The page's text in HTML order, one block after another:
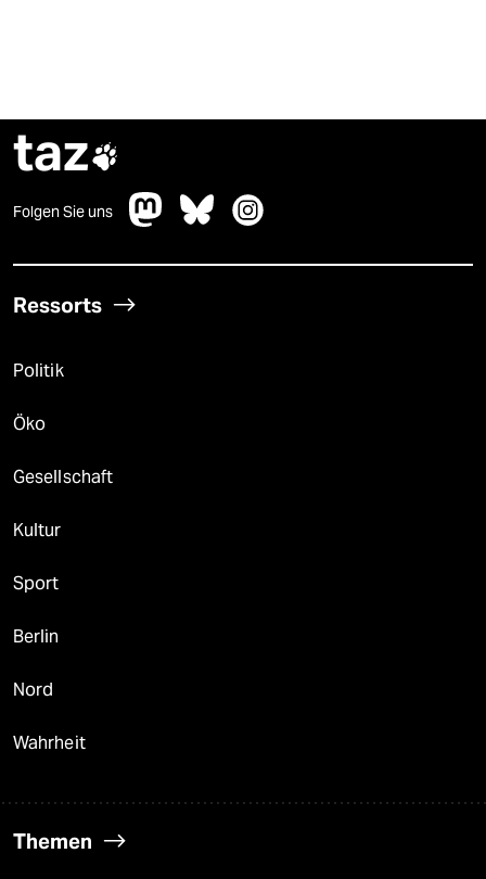
taz
Folgen Sie uns
Ressorts
Politik
Öko
Gesellschaft
Kultur
Sport
Berlin
Nord
Wahrheit
Themen